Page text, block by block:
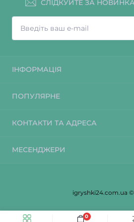
0
СЛІДКУЙТЕ ЗА
ІНФОРМАЦІЯ
ПОПУЛЯРНЕ
КОНТАКТИ ТА АДРЕСА
МЕСЕНДЖЕРИ
igryshki24.com.ua